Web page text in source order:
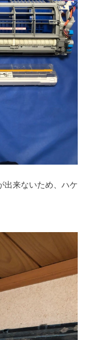
出来ないため、ハケ